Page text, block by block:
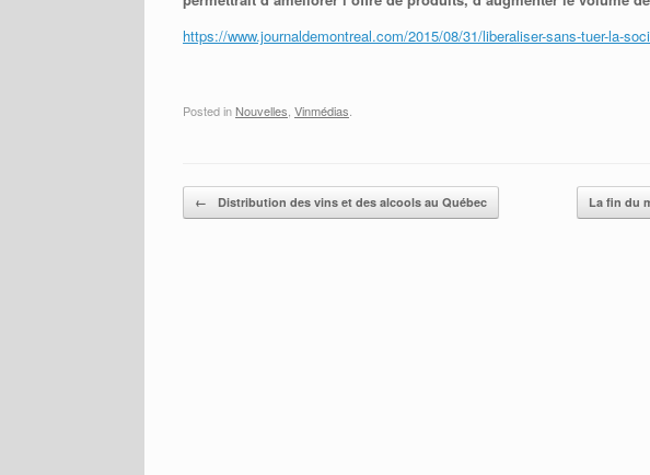
https://www.journaldemontreal.com/2015/08/31/liberaliser-sans-tuer-la-
Posted in Nouvelles Vinmédias
Post navigation
← Distribution des vins et des alcools au Québec La fin du